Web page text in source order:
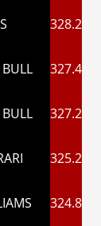
328.2
327.4
327.2
325.2
324.8